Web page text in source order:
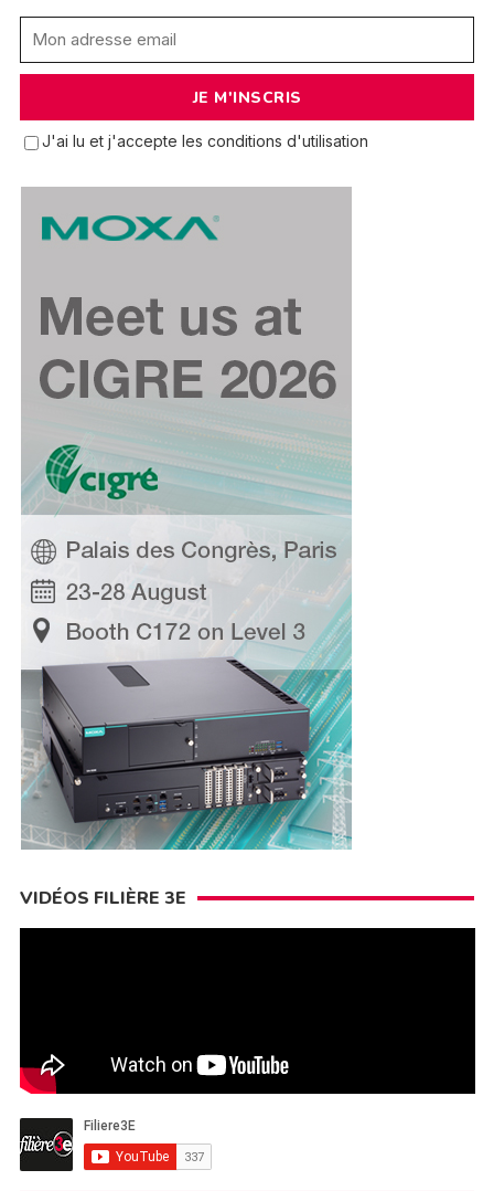
J'ai lu et j'accepte les conditions d'utilisation
VIDÉOS FILIÈRE 3E